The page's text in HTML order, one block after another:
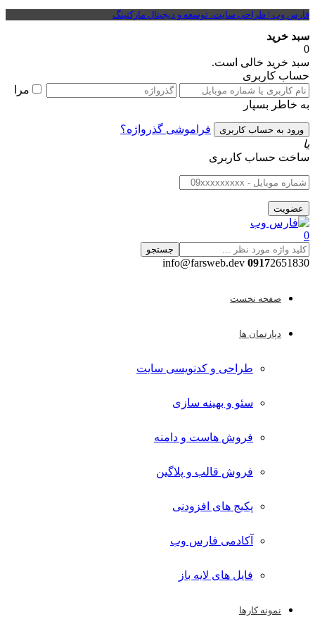
فارس وب | طراحی سایت، توسعه و دیجیتال مارکتینگ
سبد خرید
0
سبد خرید خالی است.
حساب کاربری
مرا
به خاطر بسپار
فراموشی گذرواژه؟
یا
ساخت حساب کاربری
0
جستجو
09172651830 info@farsweb.dev
صفحه نخست
دپارتمان ها
طراحی و کدنویسی سایت
سئو و بهینه سازی
فروش هاست و دامنه
فروش قالب و پلاگین
پکیج های افزودنی
آکادمی فارس وب
فایل های لایه باز
نمونه کارها